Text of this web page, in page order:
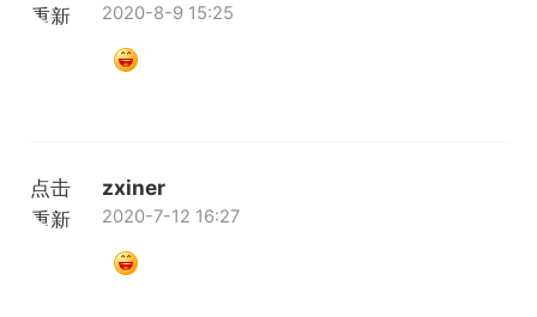
重新
2020-8-9 15:25
点击
重新
zxiner
2020-7-12 16:27